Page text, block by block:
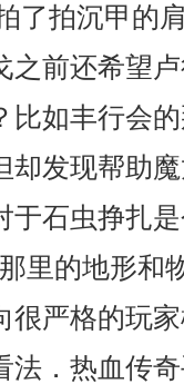
了拍沉甲的
之前还希望
比如丰行会
却发现帮助
于石虫挣扎
里的地形和
很严格的玩
法．热血传